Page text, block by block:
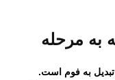
به مرحله
تبدیل به فوم است.